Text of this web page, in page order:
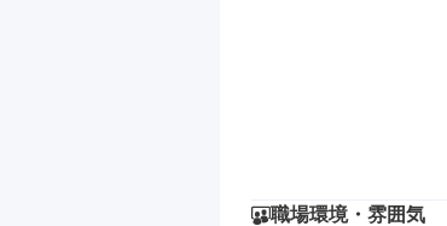
職場環境・雰囲気